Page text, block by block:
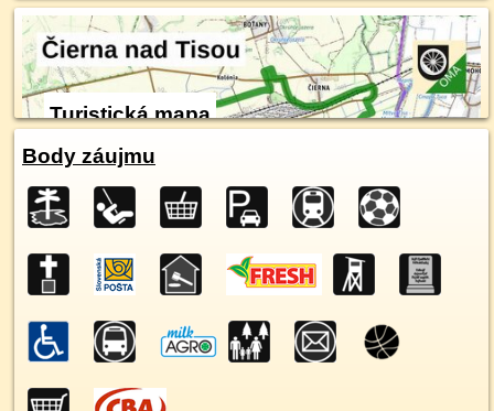
Turistická mapa
Body záujmu